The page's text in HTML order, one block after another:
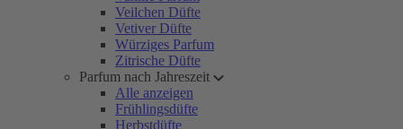
Veilchen Düfte
Vetiver Düfte
Würziges Parfum
Zitrische Düfte
Parfum nach Jahreszeit
Alle anzeigen
Frühlingsdüfte
Herbstdüfte